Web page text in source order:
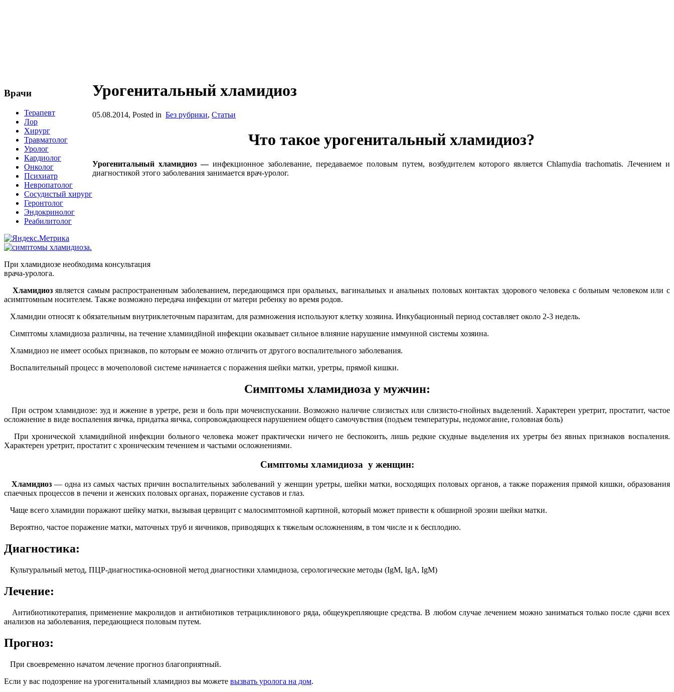
Врачи
Терапевт
Лор
Хирург
Травматолог
Уролог
Кардиолог
Онколог
Психиатр
Невропатолог
Сосудистый хирург
Геронтолог
Эндокринолог
Реабилитолог
Урогенитальный хламидиоз
05.08.2014, Posted in Без рубрики, Статьи
Что такое урогенитальный хламидиоз?
Урогенитальный хламидиоз —инфекционное заболевание, передаваемое половым путем, возбудителем которого является Chlamydia trachomatis. Лечением и
диагностикой этого заболевания занимается врач-уролог.
При хламидиозе необходима консультация
врача-уролога.
Хламидиозявляется самым распространенным заболеванием, передающимся при оральных, вагинальных и анальных половых контактах здорового человека с больным человеком или с
асимптомным носителем. Также возможно передача инфекции от матери ребенку во время родов.
Хламидии относят к обязательным внутриклеточным паразитам, для размножения используют клетку хозяина. Инкубационный период составляет около 2-3 недель.
Симптомы хламидиоза различны, на течение хламиидйной инфекции оказывает сильное влияние нарушение иммунной системы хозяина.
Хламидиоз не имеет особых признаков, по которым ее можно отличить от другого воспалительного заболевания.
Воспалительный процесс в мочеполовой системе начинается с поражения шейки матки, уретры, прямой кишки.
Симптомы хламидиоза у мужчин:
При остром хламидиозе: зуд и жжение в уретре, рези и боль при мочеиспускании. Возможно наличие слизистых или слизисто-гнойных выделений. Характерен уретрит, простатит, частое
осложнение в виде воспаления яичка, придатка яичка, сопровождающееся нарушением общего самочувствия (подъем температуры, недомогание, головная боль)
При хронической хламидийной инфекции больного человека может практически ничего не беспокоить, лишь редкие скудные выделения их уретры без явных признаков воспаления.
Характерен уретрит, простатит с хроническим течением и частыми осложнениями.
Симптомы хламидиоза у женщин:
Хламидиоз — одна из самых частых причин воспалительных заболеваний у женщин уретры, шейки матки, восходящих половых органов, а также поражения прямой кишки, образования
спаечных процессов в печени и женских половых органах, поражение суставов и глаз.
Чаще всего хламидии поражают шейку матки, вызывая цервицит с малосимптомной картиной, который может привести к обширной эрозии шейки матки.
Вероятно, частое поражение матки, маточных труб и яичников, приводящих к тяжелым осложнениям, в том числе и к бесплодию.
Диагностика:
Культуральный метод, ПЦР-диагностика-основной метод диагностики хламидиоза, cерологические методы (IgM, IgA, IgM)
Лечение:
Антибиотикотерапия, применение макролидов и антибиотиков тетрациклинового ряда, общеукрепляющие средства. В любом случае лечением можно заниматься только после сдачи всех
анализов на заболевания, передающиеся половым путем.
Прогноз:
При своевременно начатом лечение прогноз благоприятный.
Если у вас подозрение на урогенитальный хламидиоз вы можете вызвать уролога на дом.